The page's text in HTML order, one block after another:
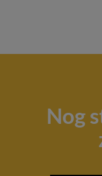
Nog